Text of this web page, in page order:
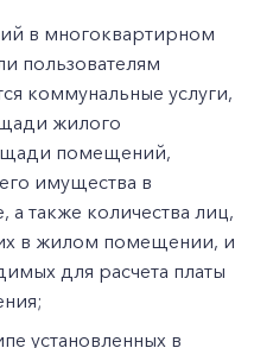
в многоквартирном
пользователям
коммунальные услуги,
жилого
помещений,
имущества в
также количества лиц,
в жилом помещении, и
для расчета платы
установленных в